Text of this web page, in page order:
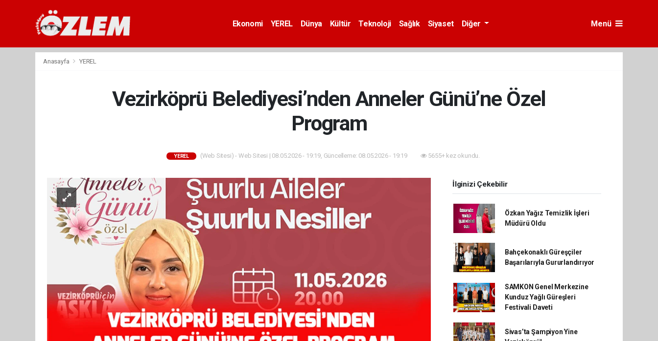
Ekonomi YEREL Dünya Kültür Teknoloji Sağlık Siyaset Diğer Menü
Anasayfa YEREL
Vezirköprü Belediyesi’nden Anneler Günü’ne Özel
Program
YEREL (Web Sitesi) - Web Sitesi | 08.05.2026 - 19:19, Güncelleme: 08.05.2026 - 19:19 5655+ kez okundu.
İlginizi Çekebilir
Özkan Yağız Temizlik İşleri
Müdürü Oldu
Bahçekonaklı Güreşçiler
Başarılarıyla Gururlandırıyor
SAMKON Genel Merkezine
Kunduz Yağlı Güreşleri
Festivali Daveti
Sivas’ta Şampiyon Yine